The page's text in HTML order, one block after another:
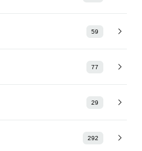
59
77
29
292